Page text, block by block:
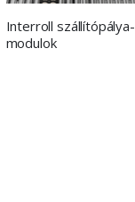
Interroll szállítópálya-
modulok